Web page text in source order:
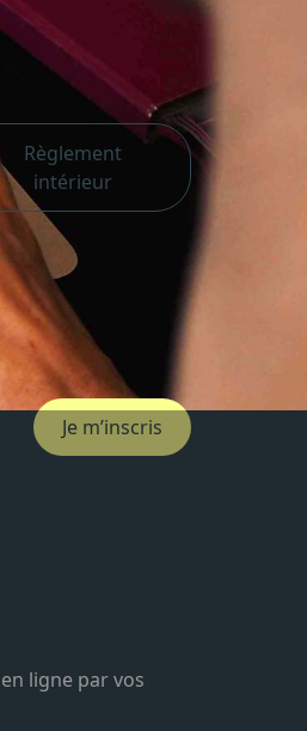
Règlement
intérieur
Je m’inscris
ligne par vos